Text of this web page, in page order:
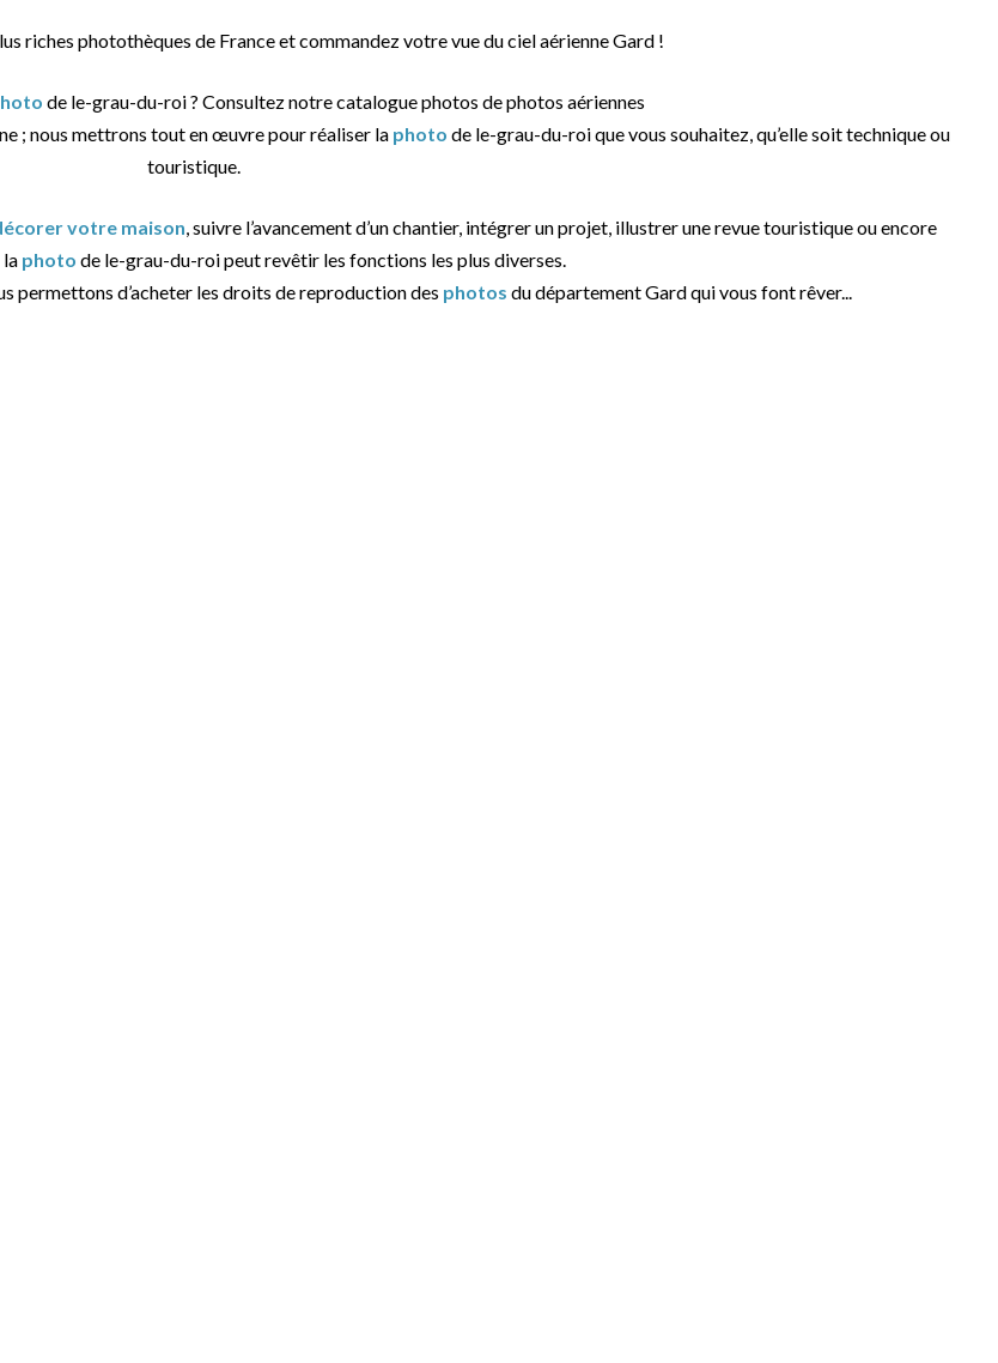
riches photothèques de France et commandez votre vue du ciel aérienne Gard !
de le-grau-du-roi ? Consultez notre catalogue photos de photos aériennes
; nous mettrons tout en œuvre pour réaliser la photo de le-grau-du-roi que vous souhaitez, qu’elle soit technique ou
touristique.
votre maison, suivre l’avancement d’un chantier, intégrer un projet, illustrer une revue touristique ou encore
la photo de le-grau-du-roi peut revêtir les fonctions les plus diverses.
permettons d’acheter les droits de reproduction des photos du département Gard qui vous font rêver...